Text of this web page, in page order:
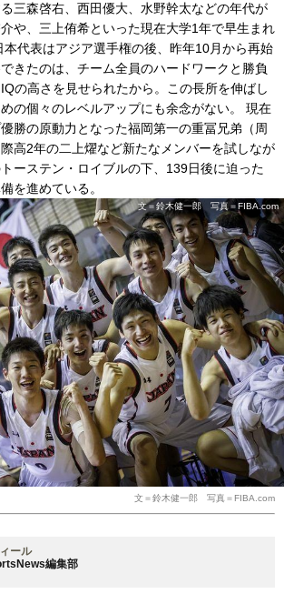
三森啓右、西田優大、水野幹太などの年代が
や、三上侑希といった現在大学1年で早生まれ
代表はアジア選手権の後、昨年10月から再始
きたのは、チーム全員のハードワークと勝負
の高さを見せられたから。この長所を伸ばし
の個々のレベルアップにも余念がない。 現在
勝の原動力となった福岡第一の重冨兄弟（周
高2年の二上燿など新たなメンバーを試しなが
ーステン・ロイブルの下、139日後に迫った
を進めている。
文＝鈴木健一郎 写真＝FIBA.com
文＝鈴木健一郎 写真＝FIBA.com
ール
編集部